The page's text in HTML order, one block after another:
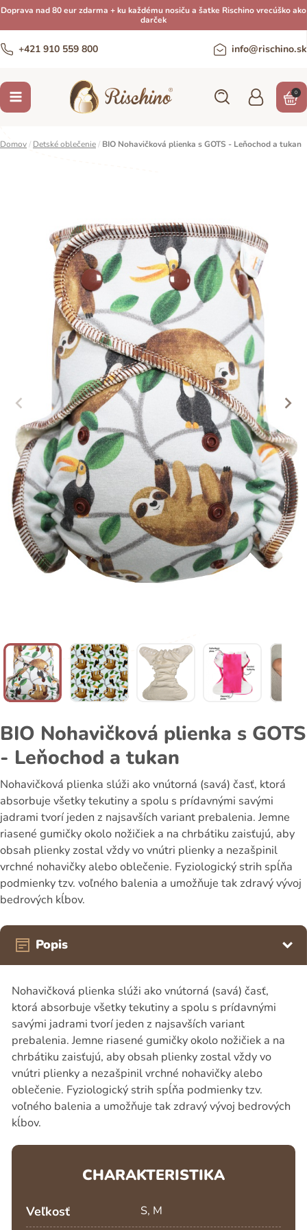
Doprava nad 80 eur zdarma + ku každému nosiču a šatke Rischino vrecúško ako
darček
+421 910 559 800 info@rischino.sk
0
Domov/ Detské oblečenie/ BIO Nohavičková plienka s GOTS - Leňochod a tukan
BIO Nohavičková plienka s GOTS
- Leňochod a tukan
Nohavičková plienka slúži ako vnútorná (savá) časť, ktorá
absorbuje všetky tekutiny a spolu s prídavnými savými
jadrami tvorí jeden z najsavších variant prebalenia. Jemne
riasené gumičky okolo nožičiek a na chrbátiku zaisťujú, aby
obsah plienky zostal vždy vo vnútri plienky a nezašpinil
vrchné nohavičky alebo oblečenie. Fyziologický strih spĺňa
podmienky tzv. voľného balenia a umožňuje tak zdravý vývoj
bedrových kĺbov.
Popis
Nohavičková plienka slúži ako vnútorná (savá) časť,
ktorá absorbuje všetky tekutiny a spolu s prídavnými
savými jadrami tvorí jeden z najsavších variant
prebalenia. Jemne riasené gumičky okolo nožičiek a na
chrbátiku zaisťujú, aby obsah plienky zostal vždy vo
vnútri plienky a nezašpinil vrchné nohavičky alebo
oblečenie. Fyziologický strih spĺňa podmienky tzv.
voľného balenia a umožňuje tak zdravý vývoj bedrových
kĺbov.
CHARAKTERISTIKA
Veľkosť S, M